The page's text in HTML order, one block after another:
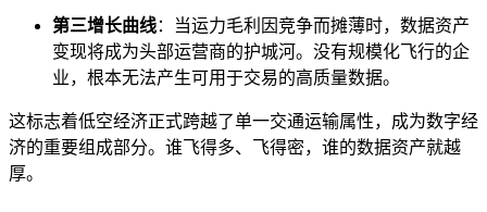
第三增长曲线：当运力毛利因竞争而摊薄时，数据资产
变现将成为头部运营商的护城河。没有规模化飞行的企
业，根本无法产生可用于交易的高质量数据。
这标志着低空经济正式跨越了单一交通运输属性，成为数字经
济的重要组成部分。谁飞得多、飞得密，谁的数据资产就越
厚。